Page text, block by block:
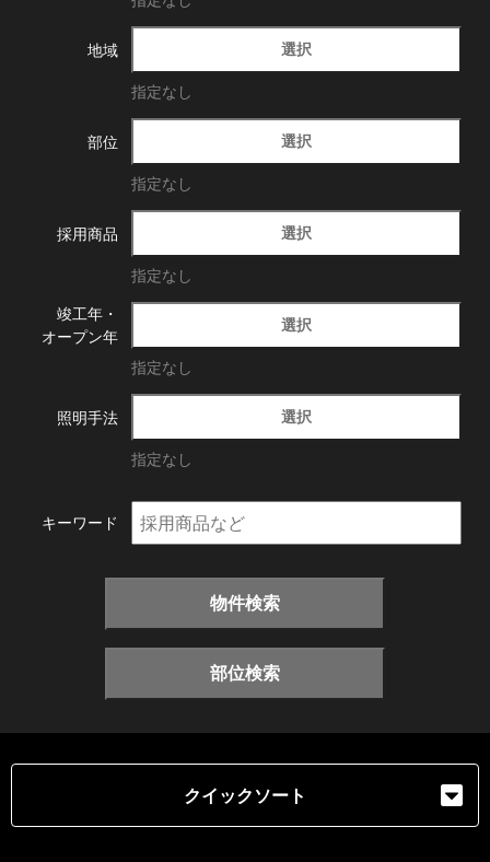
地域 選択
指定なし
部位 選択
指定なし
採用商品 選択
指定なし
竣工年・
オープン年
選択
指定なし
照明手法 選択
指定なし
キーワード
物件検索
部位検索
クイックソート